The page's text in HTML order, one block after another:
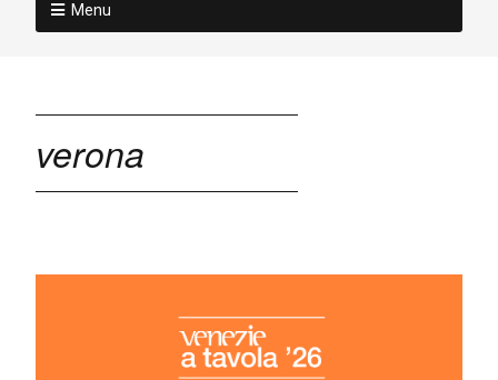
Menu
verona